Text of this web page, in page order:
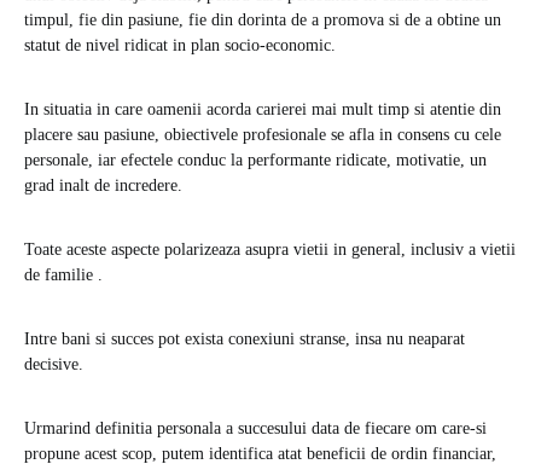
timpul, fie din pasiune, fie din dorinta de a promova si de a obtine un
statut de nivel ridicat in plan socio-economic.
In situatia in care oamenii acorda carierei mai mult timp si atentie din
placere sau pasiune, obiectivele profesionale se afla in consens cu cele
personale, iar efectele conduc la performante ridicate, motivatie, un
grad inalt de incredere.
Toate aceste aspecte polarizeaza asupra vietii in general, inclusiv a vietii
de familie .
Intre bani si succes pot exista conexiuni stranse, insa nu neaparat
decisive.
Urmarind definitia personala a succesului data de fiecare om care-si
propune acest scop, putem identifica atat beneficii de ordin financiar,